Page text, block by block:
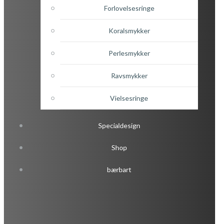
Forlovelsesringe
Koralsmykker
Perlesmykker
Ravsmykker
Vielsesringe
Specialdesign
Shop
bærbart